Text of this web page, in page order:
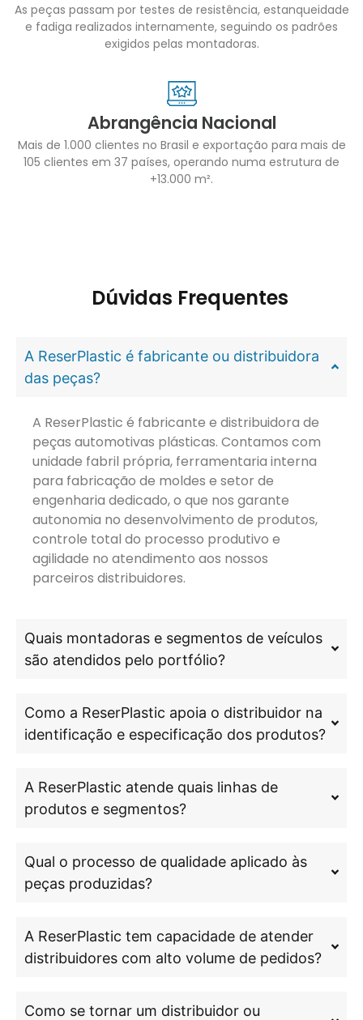
As peças passam por testes de resistência, estanqueidade
e fadiga realizados internamente, seguindo os padrões
exigidos pelas montadoras.
Abrangência Nacional
Mais de 1.000 clientes no Brasil e exportação para mais de
105 clientes em 37 países, operando numa estrutura de
+13.000 m².
Dúvidas Frequentes
A ReserPlastic é fabricante ou distribuidora
das peças?
A ReserPlastic é fabricante e distribuidora de
peças automotivas plásticas. Contamos com
unidade fabril própria, ferramentaria interna
para fabricação de moldes e setor de
engenharia dedicado, o que nos garante
autonomia no desenvolvimento de produtos,
controle total do processo produtivo e
agilidade no atendimento aos nossos
parceiros distribuidores.
Quais montadoras e segmentos de veículos
são atendidos pelo portfólio?
Como a ReserPlastic apoia o distribuidor na
identificação e especificação dos produtos?
A ReserPlastic atende quais linhas de
produtos e segmentos?
Qual o processo de qualidade aplicado às
peças produzidas?
A ReserPlastic tem capacidade de atender
distribuidores com alto volume de pedidos?
Como se tornar um distribuidor ou